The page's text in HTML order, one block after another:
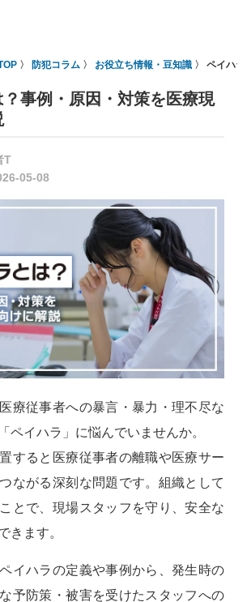
防犯コラム お役立ち情報・豆知識 ペイハ
事例・原因・対策を医療現
T
05-08
療従事者への暴言・暴力・理不尽な
ペイハラ」に悩んでいませんか。
すると医療従事者の離職や医療サー
ながる深刻な問題です。組織として
とで、現場スタッフを守り、安全な
きます。
イハラの定義や事例から、発生時の
予防策・被害を受けたスタッフへの